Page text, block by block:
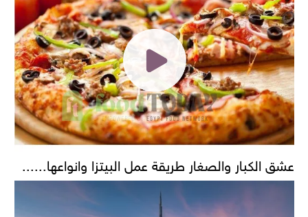
عشق الكبار والصغار طريقة عمل البيتزا وانواعها......